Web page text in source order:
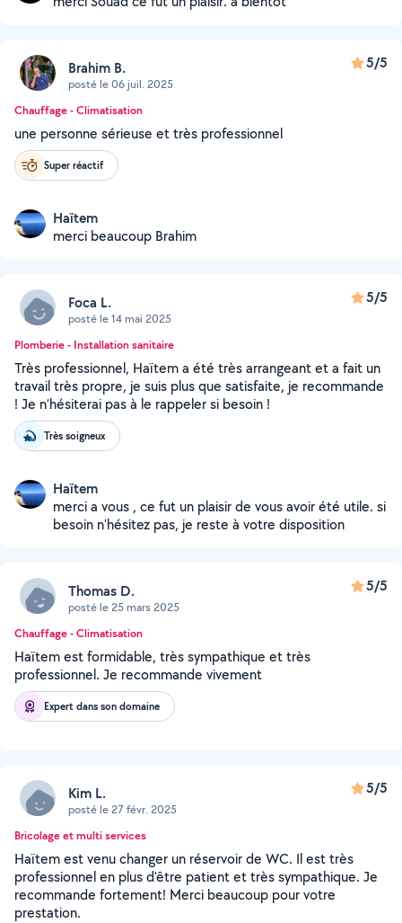
Brahim B.
posté le 06 juil. 2025
5/5
Chauffage - Climatisation
une personne sérieuse et très professionnel
Super réactif
Haïtem
merci beaucoup Brahim
Foca L.
posté le 14 mai 2025
5/5
Plomberie - Installation sanitaire
Très professionnel, Haïtem a été très arrangeant et a fait un
travail très propre, je suis plus que satisfaite, je recommande
! Je n’hésiterai pas à le rappeler si besoin !
Très soigneux
Haïtem
merci a vous , ce fut un plaisir de vous avoir été utile. si
besoin n'hésitez pas, je reste à votre disposition
Thomas D.
posté le 25 mars 2025
5/5
Chauffage - Climatisation
Haïtem est formidable, très sympathique et très
professionnel. Je recommande vivement
Expert dans son domaine
Kim L.
posté le 27 févr. 2025
5/5
Bricolage et multi services
Haïtem est venu changer un réservoir de WC. Il est très
professionnel en plus d'être patient et très sympathique. Je
recommande fortement! Merci beaucoup pour votre
prestation.